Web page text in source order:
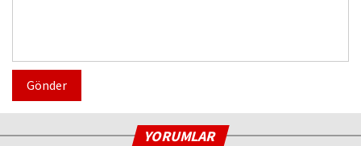
Gönder
YORUMLAR